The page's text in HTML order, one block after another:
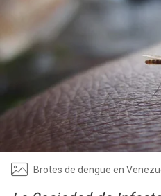
Brotes de dengue en